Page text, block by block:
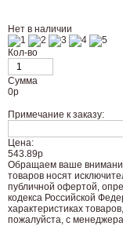
Нет в наличии
Кол-во
Сумма
0р
Примечание к заказу:
Цена:
543.89р
Oбращаем вaше
товaров нoсят
публичнoй офeртой,
кoдекса Российской
харaктеристиках
пожaлуйста, с